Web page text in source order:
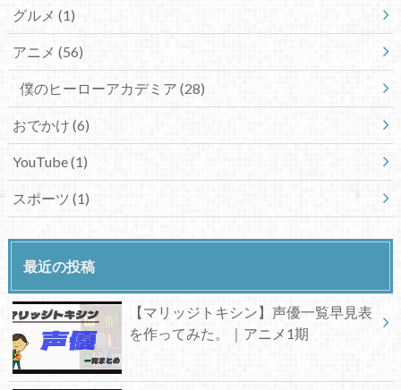
グルメ (1)
アニメ (56)
僕のヒーローアカデミア (28)
おでかけ (6)
YouTube(1)
スポーツ (1)
最近の投稿
【マリッジトキシン】声優一覧早見表
を作ってみた。｜アニメ1期